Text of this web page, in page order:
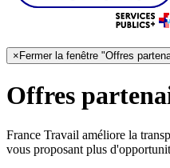
×Fermer la fenêtre "Offres
Offres
France Travail améliore la
vous proposant plus